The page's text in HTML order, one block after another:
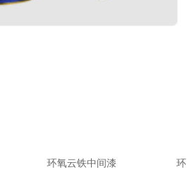
云铁中间漆 环